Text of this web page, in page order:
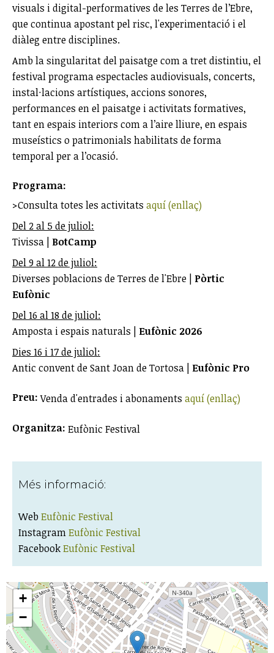
visuals i digital-performatives de les Terres de l’Ebre,
que continua apostant pel risc, l'experimentació i el
diàleg entre disciplines.
Amb la singularitat del paisatge com a tret distintiu, el
festival programa espectacles audiovisuals, concerts,
instal·lacions artístiques, accions sonores,
performances en el paisatge i activitats formatives,
tant en espais interiors com a l’aire lliure, en espais
museístics o patrimonials habilitats de forma
temporal per a l’ocasió.
Programa:
>Consulta totes les activitats aquí (enllaç)
Del 2 al 5 de juliol:
Tivissa | BotCamp
Del 9 al 12 de juliol:
Diverses poblacions de Terres de l'Ebre | Pòrtic
Eufònic
Del 16 al 18 de juliol:
Amposta i espais naturals | Eufònic 2026
Dies 16 i 17 de juliol:
Antic convent de Sant Joan de Tortosa | Eufònic Pro
Preu:Venda d'entrades i abonaments aquí (enllaç)
Organitza: Eufònic Festival
Més informació:
Web Eufònic Festival
InstagramEufònic Festival
FacebookEufònic Festival
+
−